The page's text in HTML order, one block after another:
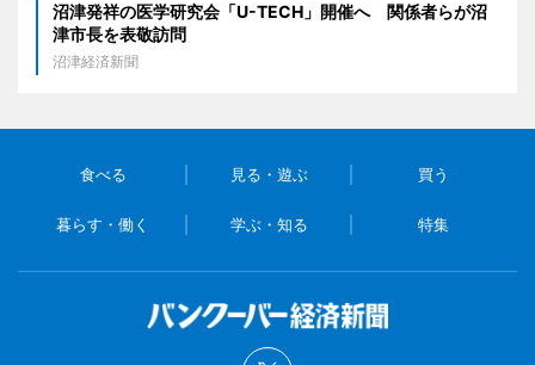
沼津発祥の医学研究会「U-TECH」開催へ 関係者らが沼
津市長を表敬訪問
沼津経済新聞
食べる 見る・遊ぶ 買う
暮らす・働く 学ぶ・知る 特集